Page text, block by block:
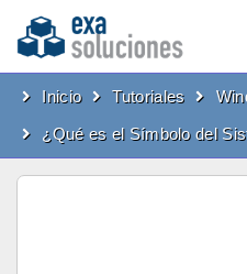
Inicio Tutoriales
¿Qué es el Símbolo del